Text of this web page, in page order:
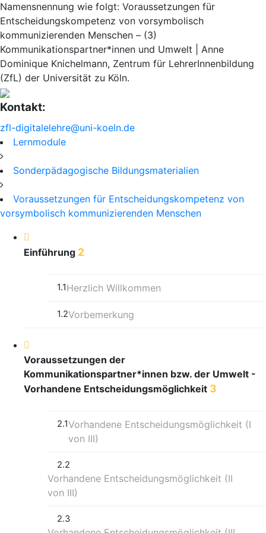
Namensnennung wie folgt: Voraussetzungen für
Entscheidungskompetenz von vorsymbolisch
kommunizierenden Menschen – (3)
Kommunikationspartner*innen und Umwelt | Anne
Dominique Knichelmann, Zentrum für LehrerInnenbildung
(ZfL) der Universität zu Köln.
Kontakt:
zfl-digitalelehre@uni-koeln.de
Lernmodule
Sonderpädagogische Bildungsmaterialien
Voraussetzungen für Entscheidungskompetenz von
vorsymbolisch kommunizierenden Menschen
Einführung 2
1.1Herzlich Willkommen
1.2Vorbemerkung
Voraussetzungen der
Kommunikationspartner*innen bzw. der Umwelt -
Vorhandene Entscheidungsmöglichkeit 3
2.1Vorhandene Entscheidungsmöglichkeit (I
von III)
2.2
Vorhandene Entscheidungsmöglichkeit (II
von III)
2.3